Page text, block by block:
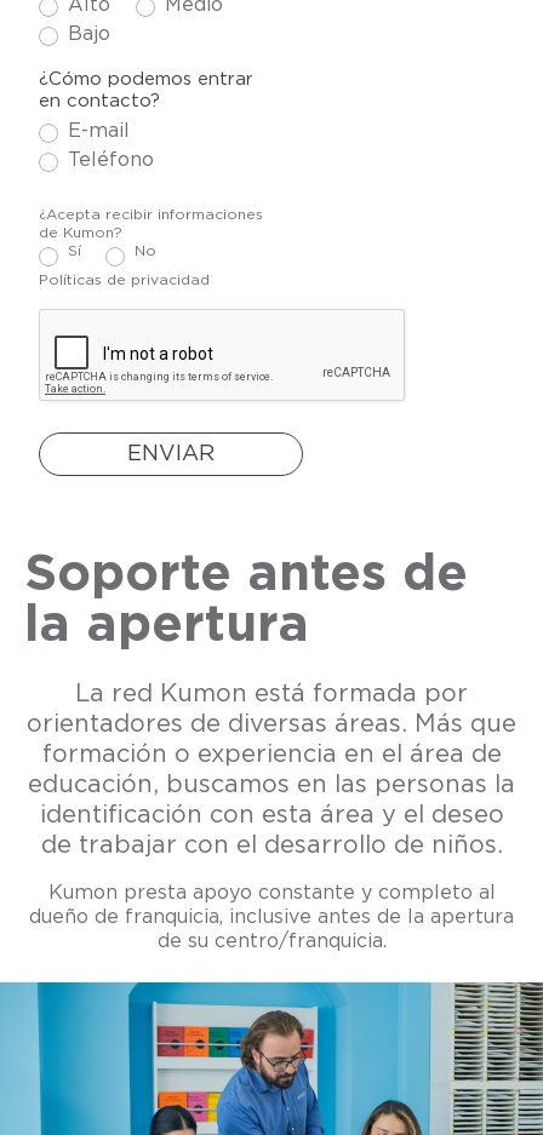
Alto
Medio
Bajo
¿Cómo podemos entrar
en contacto?
E-mail
Teléfono
¿Acepta recibir informaciones
de Kumon?
Sí
No
Políticas de privacidad
ENVIAR
Soporte antes de
la apertura
La red Kumon está formada por
orientadores de diversas áreas. Más que
formación o experiencia en el área de
educación, buscamos en las personas la
identificación con esta área y el deseo
de trabajar con el desarrollo de niños.
Kumon presta apoyo constante y completo al
dueño de franquicia, inclusive antes de la apertura
de su centro/franquicia.